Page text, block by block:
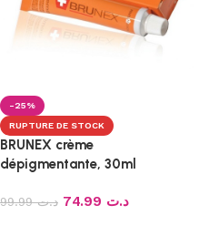
-25%
RUPTURE DE STOCK
BRUNEX crème
dépigmentante, 30ml
د.ت99.99 د.ت